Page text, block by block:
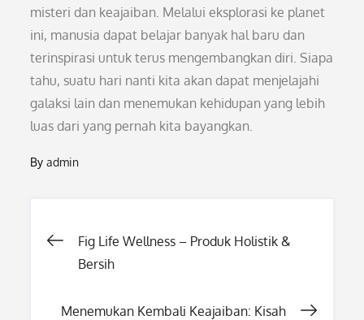
misteri dan keajaiban. Melalui eksplorasi ke planet
ini, manusia dapat belajar banyak hal baru dan
terinspirasi untuk terus mengembangkan diri. Siapa
tahu, suatu hari nanti kita akan dapat menjelajahi
galaksi lain dan menemukan kehidupan yang lebih
luas dari yang pernah kita bayangkan.
Byadmin
Post
Fig Life Wellness – Produk Holistik &
Bersih
Menemukan Kembali Keajaiban: Kisah